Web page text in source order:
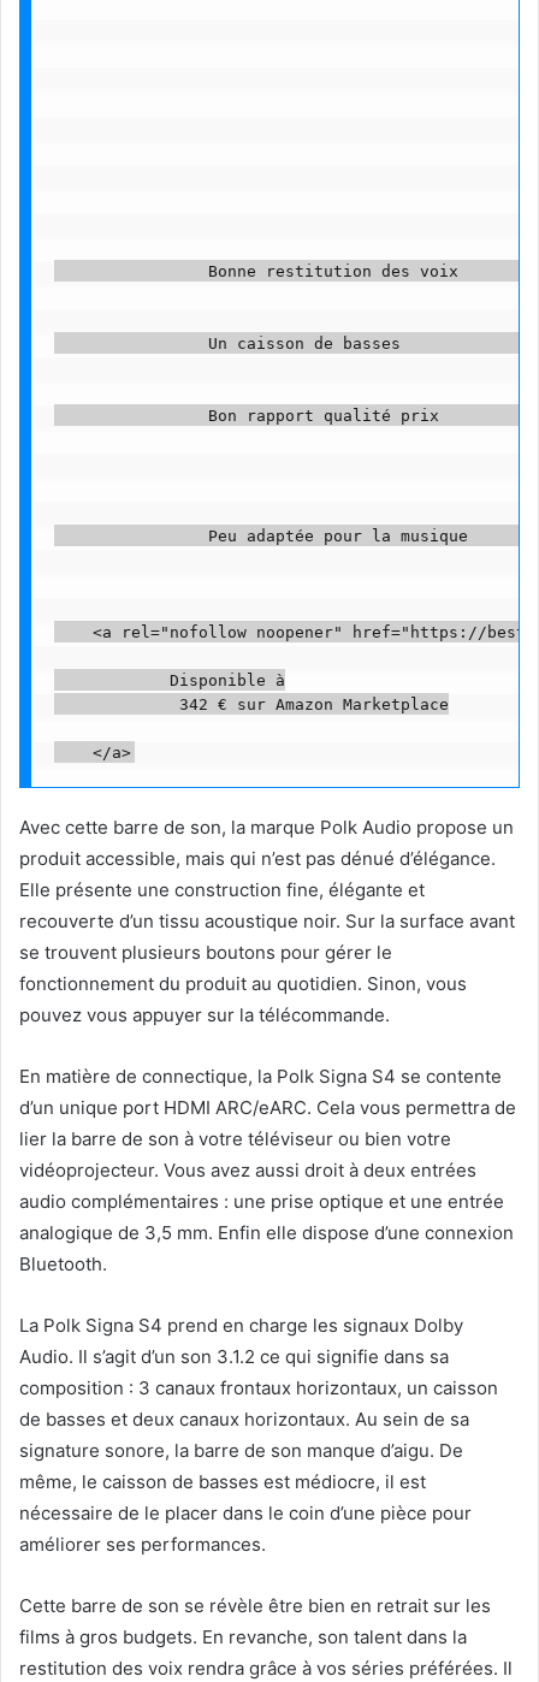
Bonne restitution
Un caisson de
Bon rapport qualité
Peu adaptée pour la
<a rel="nofollow noopener" href="https://
            Disponible à
             342 € sur Amazon Marketplace
    </a>
Avec cette barre de son, la marque Polk Audio propose un
produit accessible, mais qui n’est pas dénué d’élégance.
Elle présente une construction fine, élégante et
recouverte d’un tissu acoustique noir. Sur la surface avant
se trouvent plusieurs boutons pour gérer le
fonctionnement du produit au quotidien. Sinon, vous
pouvez vous appuyer sur la télécommande.
En matière de connectique, la Polk Signa S4 se contente
d’un unique port HDMI ARC/eARC. Cela vous permettra de
lier la barre de son à votre téléviseur ou bien votre
vidéoprojecteur. Vous avez aussi droit à deux entrées
audio complémentaires : une prise optique et une entrée
analogique de 3,5 mm. Enfin elle dispose d’une connexion
Bluetooth.
La Polk Signa S4 prend en charge les signaux Dolby
Audio. Il s’agit d’un son 3.1.2 ce qui signifie dans sa
composition : 3 canaux frontaux horizontaux, un caisson
de basses et deux canaux horizontaux. Au sein de sa
signature sonore, la barre de son manque d’aigu. De
même, le caisson de basses est médiocre, il est
nécessaire de le placer dans le coin d’une pièce pour
améliorer ses performances.
Cette barre de son se révèle être bien en retrait sur les
films à gros budgets. En revanche, son talent dans la
restitution des voix rendra grâce à vos séries préférées. Il